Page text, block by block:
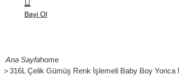
Bayi Ol
home
316L Çelik Gümüş Renk İşlemeli Baby Boy Yonca